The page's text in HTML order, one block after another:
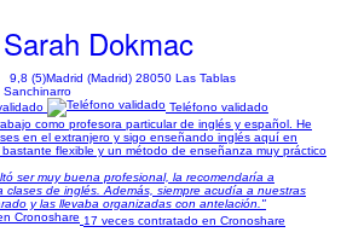
Sarah Dokmac
9,8 (5)Madrid (Madrid) 28050 Las Tablas
Sanchinarro
Teléfono validado
como profesora particular de inglés y español. He
en el extranjero y sigo enseñando inglés aquí en
flexible y un método de enseñanza muy práctico
ser muy buena profesional, la recomendaría a
clases de inglés. Además, siempre acudía a nuestras
y las llevaba organizadas con antelación."
17 veces contratado en Cronoshare